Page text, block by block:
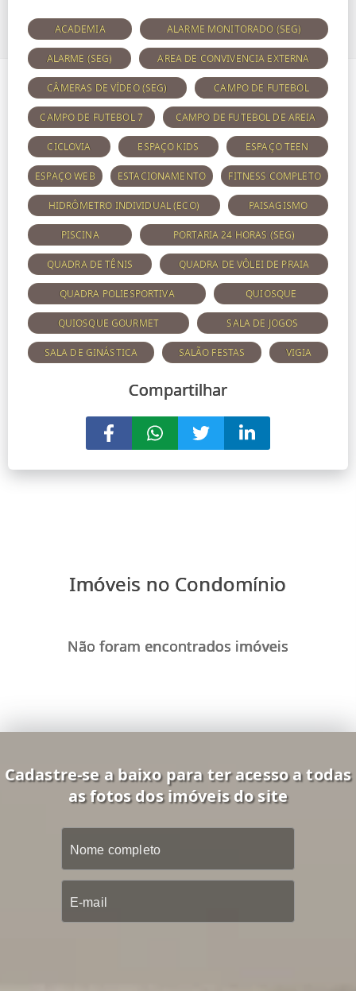
ACADEMIA ALARME MONITORADO (SEG)
ALARME (SEG) AREA DE CONVIVENCIA EXTERNA
CÂMERAS DE VÍDEO (SEG) CAMPO DE FUTEBOL
CAMPO DE FUTEBOL 7 CAMPO DE FUTEBOL DE AREIA
CICLOVIA ESPAÇO KIDS ESPAÇO TEEN
ESPAÇO WEB ESTACIONAMENTO FITNESS COMPLETO
HIDRÔMETRO INDIVIDUAL (ECO) PAISAGISMO
PISCINA PORTARIA 24 HORAS (SEG)
QUADRA DE TÊNIS QUADRA DE VÔLEI DE PRAIA
QUADRA POLIESPORTIVA QUIOSQUE
QUIOSQUE GOURMET SALA DE JOGOS
SALA DE GINÁSTICA SALÃO FESTAS VIGIA
Compartilhar
Imóveis no Condomínio
Não foram encontrados imóveis
Cadastre-se a baixo para ter acesso a todas
as fotos dos imóveis do site